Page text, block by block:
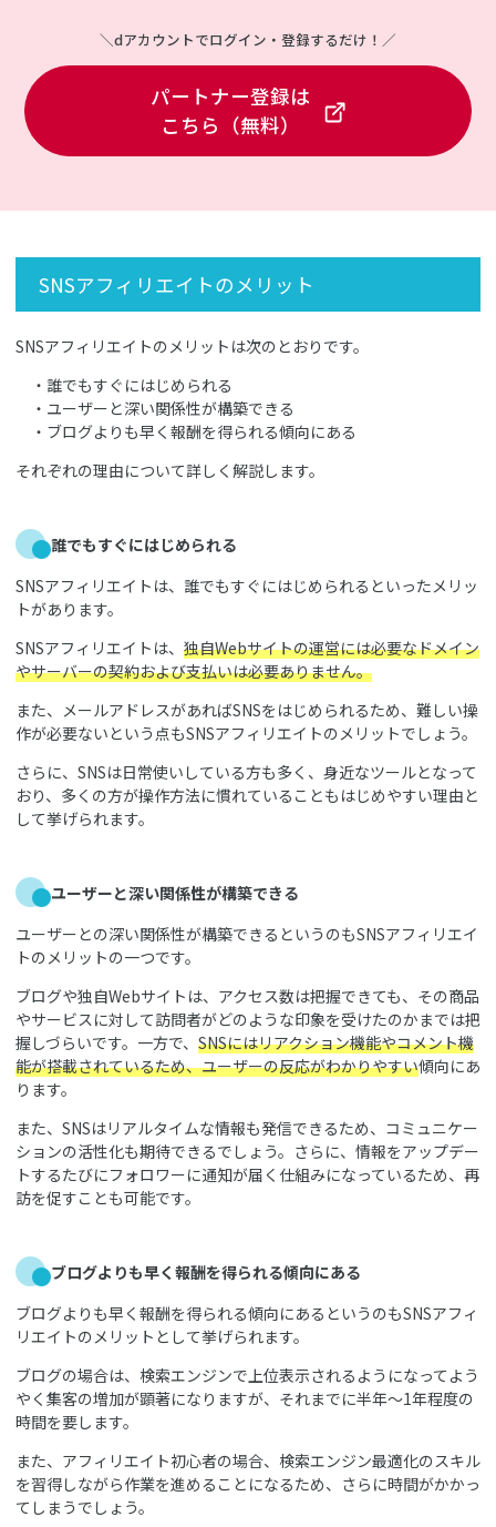
＼dアカウントでログイン・登録するだけ！／
パートナー登録は
こちら（無料）
SNSアフィリエイトのメリット
SNSアフィリエイトのメリットは次のとおりです。
・誰でもすぐにはじめられる
・ユーザーと深い関係性が構築できる
・ブログよりも早く報酬を得られる傾向にある
それぞれの理由について詳しく解説します。
誰でもすぐにはじめられる
SNSアフィリエイトは、誰でもすぐにはじめられるといったメリッ
トがあります。
SNSアフィリエイトは、 独自Webサイトの運営には必要なドメイン
やサーバーの契約および支払いは必要ありません。
また、メールアドレスがあればSNSをはじめられるため、難しい操
作が必要ないという点もSNSアフィリエイトのメリットでしょう。
さらに、SNSは日常使いしている方も多く、身近なツールとなって
おり、多くの方が操作方法に慣れていることもはじめやすい理由と
して挙げられます。
ユーザーと深い関係性が構築できる
ユーザーとの深い関係性が構築できるというのもSNSアフィリエイ
トのメリットの一つです。
ブログや独自Webサイトは、アクセス数は把握できても、その商品
やサービスに対して訪問者がどのような印象を受けたのかまでは把
握しづらいです。一方で、 SNSにはリアクション機能やコメント機
能が搭載されているため、ユーザーの反応がわかりやすい傾向にあ
ります。
また、SNSはリアルタイムな情報も発信できるため、コミュニケー
ションの活性化も期待できるでしょう。さらに、情報をアップデー
トするたびにフォロワーに通知が届く仕組みになっているため、再
訪を促すことも可能です。
ブログよりも早く報酬を得られる傾向にある
ブログよりも早く報酬を得られる傾向にあるというのもSNSアフィ
リエイトのメリットとして挙げられます。
ブログの場合は、検索エンジンで上位表示されるようになってよう
やく集客の増加が顕著になりますが、それまでに半年〜1年程度の
時間を要します。
また、アフィリエイト初心者の場合、検索エンジン最適化のスキル
を習得しながら作業を進めることになるため、さらに時間がかかっ
てしまうでしょう。